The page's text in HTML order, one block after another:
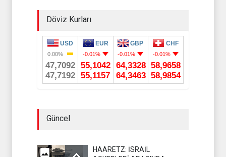
Döviz Kurları
Güncel
HAARETZ: İSRAİL